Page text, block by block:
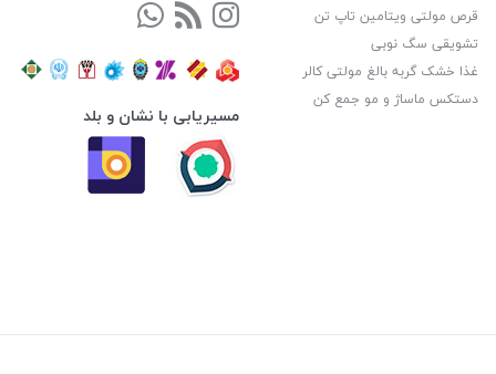
قرص مولتی ویتامین تاپ تن
تشویقی سگ نوبی
غذا خشک گربه بالغ مولتی کالر
دستکس ماساژ و مو جمع کن
مسیریابی با نشان و بلد